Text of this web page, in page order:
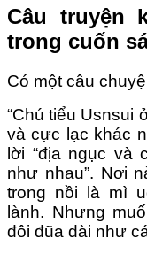
Câu truyện
trong cuốn
Có một câu
“Chú tiểu Usnsui
và cực lạc khác
lời “địa ngục và
như nhau”. Nơi
trong nồi là mì
lành. Nhưng
đôi đũa dài như